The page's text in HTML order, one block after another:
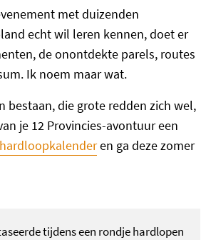
met duizenden
echt wil leren kennen, doet er
de onontdekte parels, routes
Ik noem maar wat.
bestaan, die grote redden zich wel,
je 12 Provincies-avontuur een
hardloopkalenderen ga deze zomer
tijdens een rondje hardlopen